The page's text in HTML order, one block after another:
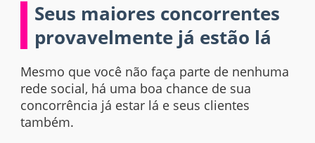
Seus maiores concorrentes
provavelmente já estão lá
Mesmo que você não faça parte de nenhuma
rede social, há uma boa chance de sua
concorrência já estar lá e seus clientes
também.